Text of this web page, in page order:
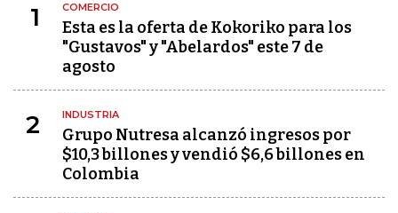
1 COMERCIO
Esta es la oferta de Kokoriko para los
"Gustavos" y "Abelardos" este 7 de
agosto
2 INDUSTRIA
Grupo Nutresa alcanzó ingresos por
$10,3 billones y vendió $6,6 billones en
Colombia